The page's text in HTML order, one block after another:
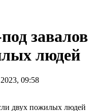
завалов
людей
09:58